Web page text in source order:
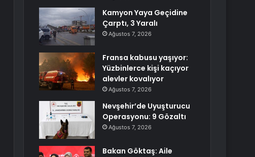
Kamyon Yaya Geçidine
Çarptı, 3 Yaralı
Ağustos 7, 2026
Fransa kabusu yaşıyor:
Yüzbinlerce kişi kaçıyor
alevler kovalıyor
Ağustos 7, 2026
Nevşehir’de Uyuşturucu
Operasyonu: 9 Gözaltı
Ağustos 7, 2026
Bakan Göktaş: Aile